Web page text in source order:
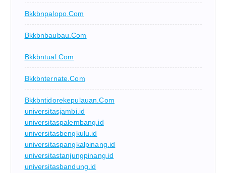
Bkkbnpalopo.com
Bkkbnbaubau.com
Bkkbntual.com
Bkkbnternate.com
Bkkbntidorekepulauan.com
universitasjambi.id
universitaspalembang.id
universitasbengkulu.id
universitaspangkalpinang.id
universitastanjungpinang.id
universitasbandung.id